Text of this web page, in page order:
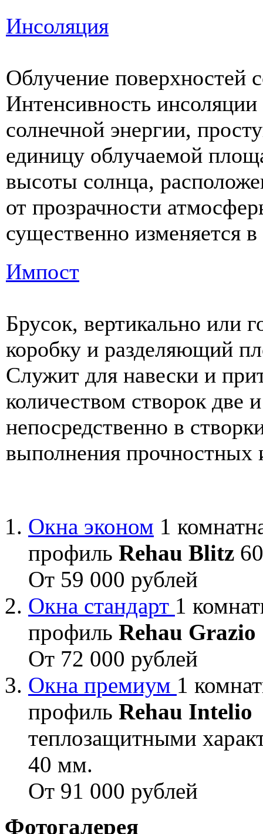
Инсоляция
Облучение поверхностей
Интенсивность
солнечной энергии,
единицу облучаемой
высоты солнца,
от прозрачности
существенно изменяется
Импост
Брусок, вертикально или
коробку и разделяющий
Служит для навески и
количеством створок две
непосредственно в
выполнения прочностных
Окна эконом 1
профиль Rehau Blitz
От 59 000 рублей
Окна стандарт 1
профиль Rehau Grazio
От 72 000 рублей
Окна премиум 1
профиль Rehau Intelio
теплозащитными
40 мм.
От 91 000 рублей
Фотогалерея